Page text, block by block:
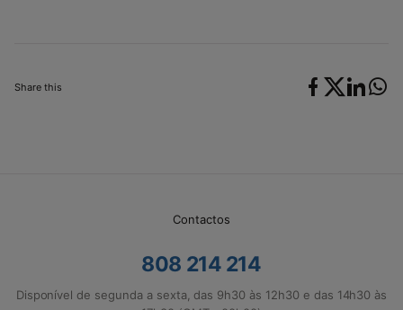
Share this
Contactos
808 214 214
Disponível de segunda a sexta, das 9h30 às 12h30 e das 14h30 às